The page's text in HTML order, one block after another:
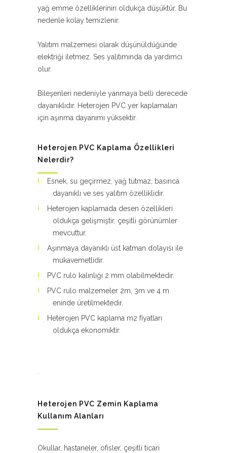
yağ emme özelliklerinin oldukça düşüktür. Bu
nedenle kolay temizlenir.
Yalıtım malzemesi olarak düşünüldüğünde
elektriği iletmez. Ses yalıtımında da yardımcı
olur.
Bileşenleri nedeniyle yanmaya belli derecede
dayanıklıdır. Heterojen PVC yer kaplamaları
için aşınma dayanımı yüksektir.
Heterojen PVC Kaplama Özellikleri
Nelerdir?
Esnek, su geçirmez, yağ tutmaz, basınca
dayanıklı ve ses yalıtım özelliklidir.
Heterojen kaplamada desen özellikleri
oldukça gelişmiştir, çeşitli görünümler
mevcuttur.
Aşınmaya dayanıklı üst katman dolayısı ile
mukavemetlidir.
PVC rulo kalınlığı 2 mm olabilmektedir.
PVC rulo malzemeler 2m, 3m ve 4 m
eninde üretilmektedir.
Heterojen PVC kaplama m2 fiyatları
oldukça ekonomiktir.
.
Heterojen PVC Zemin Kaplama
Kullanım Alanları
Okullar, hastaneler, ofisler, çeşitli ticari